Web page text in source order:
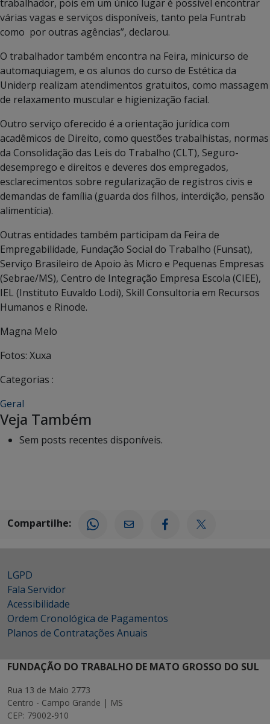
trabalhador, pois em um único lugar é possível encontrar
várias vagas e serviços disponíveis, tanto pela Funtrab
como por outras agências”, declarou.
O trabalhador também encontra na Feira, minicurso de
automaquiagem, e os alunos do curso de Estética da
Uniderp realizam atendimentos gratuitos, como massagem
de relaxamento muscular e higienização facial.
Outro serviço oferecido é a orientação jurídica com
acadêmicos de Direito, como questões trabalhistas, normas
da Consolidação das Leis do Trabalho (CLT), Seguro-
desemprego e direitos e deveres dos empregados,
esclarecimentos sobre regularização de registros civis e
demandas de família (guarda dos filhos, interdição, pensão
alimentícia).
Outras entidades também participam da Feira de
Empregabilidade, Fundação Social do Trabalho (Funsat),
Serviço Brasileiro de Apoio às Micro e Pequenas Empresas
(Sebrae/MS), Centro de Integração Empresa Escola (CIEE),
IEL (Instituto Euvaldo Lodi), Skill Consultoria em Recursos
Humanos e Rinode.
Magna Melo
Fotos: Xuxa
Categorias :
Geral
Veja Também
Sem posts recentes disponíveis.
Compartilhe:
LGPD
Fala Servidor
Acessibilidade
Ordem Cronológica de Pagamentos
Planos de Contratações Anuais
FUNDAÇÃO DO TRABALHO DE MATO GROSSO DO SUL
Rua 13 de Maio 2773
Centro - Campo Grande | MS
CEP: 79002-910